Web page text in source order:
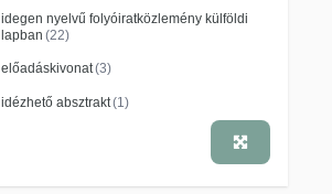
idegen nyelvű folyóiratközlemény külföldi
lapban (22)
előadáskivonat(3)
idézhető absztrakt(1)